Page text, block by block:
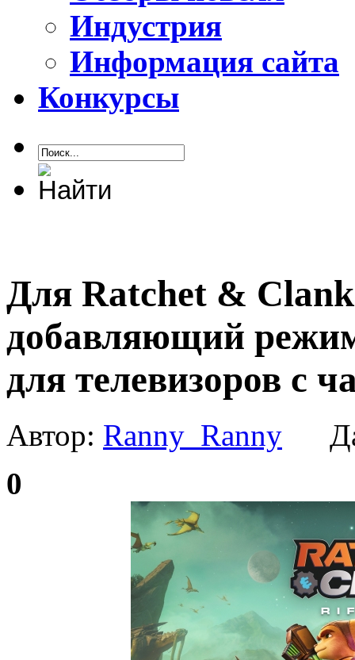
Индустрия
Информация сайта
Конкурсы
Для Ratchet &
добавляющий
для телевизоров с
Автор: Ranny_Ranny
0